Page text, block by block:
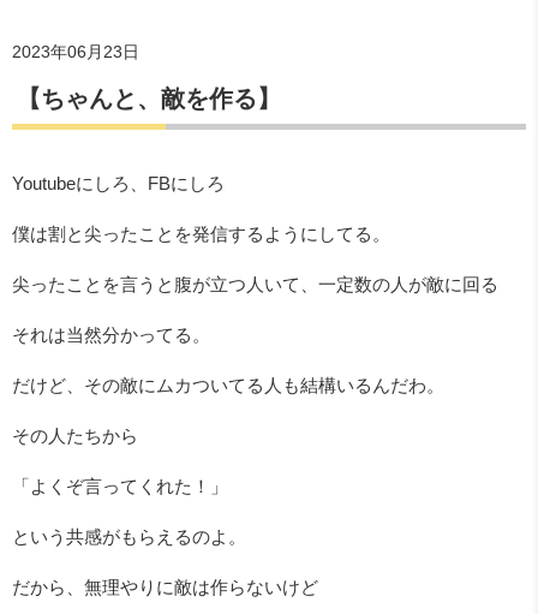
2023年06月23日
【ちゃんと、敵を作る】
Youtubeにしろ、FBにしろ
僕は割と尖ったことを発信するようにしてる。
尖ったことを言うと腹が立つ人いて、一定数の人が敵に回る
それは当然分かってる。
だけど、その敵にムカついてる人も結構いるんだわ。
その人たちから
「よくぞ言ってくれた！」
という共感がもらえるのよ。
だから、無理やりに敵は作らないけど